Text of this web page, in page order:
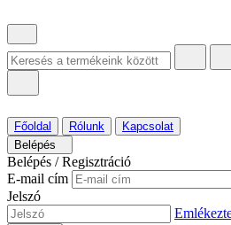
Főoldal Rólunk
Kapcsolat
Belépés
Belépés / Regisztráció
E-mail cím
Jelszó